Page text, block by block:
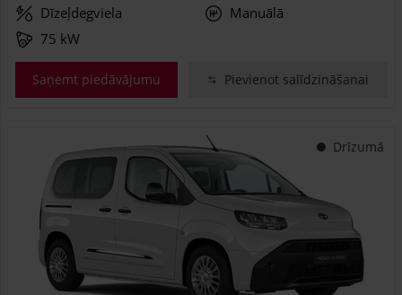
Dīzeļdegviela
Manuālā
75 kW
Saņemt piedāvājumu Pievienot salīdzināšanai
Drīzumā